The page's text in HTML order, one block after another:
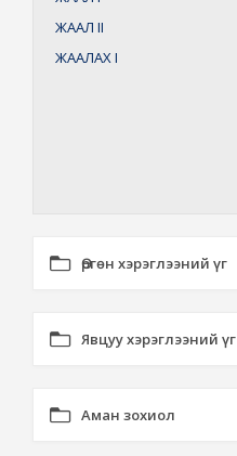
ЖААЛ II
ЖААЛАХI
Өргөн хэрэглээний үг
Явцуу хэрэглээний үг
Аман зохиол